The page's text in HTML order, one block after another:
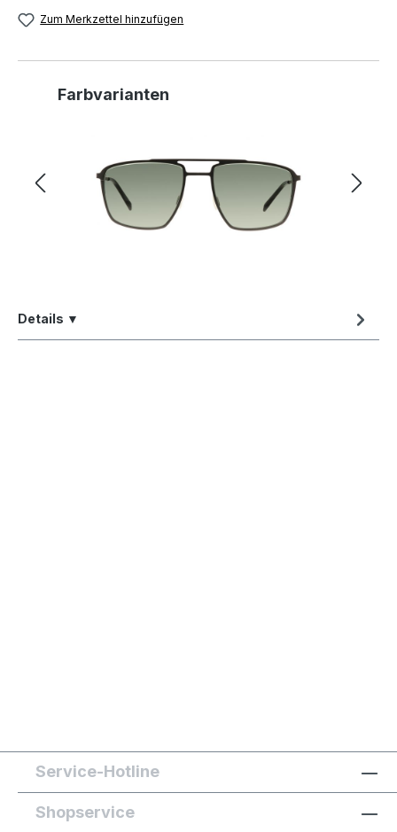
Zum Merkzettel hinzufügen
Produktgalerie überspringen
Farbvarianten
Details ▼
Service-Hotline
Shopservice